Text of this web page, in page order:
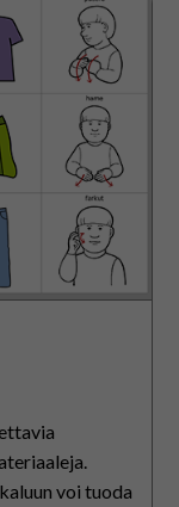
voi tuoda